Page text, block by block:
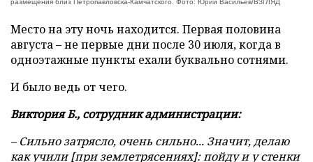
размещения близ Петропавловска-Камчатского. Фото: Юрий Васильев/ВЗГЛЯД
Место на эту ночь находится. Первая половина
августа – не первые дни после 30 июля, когда в
одноэтажные пункты ехали буквально сотнями.
И было ведь от чего.
Виктория Б., сотрудник администрации:
– Сильно затрясло, очень сильно... Значит, делаю
как учили [при землетрясениях]: пойду и у стенки